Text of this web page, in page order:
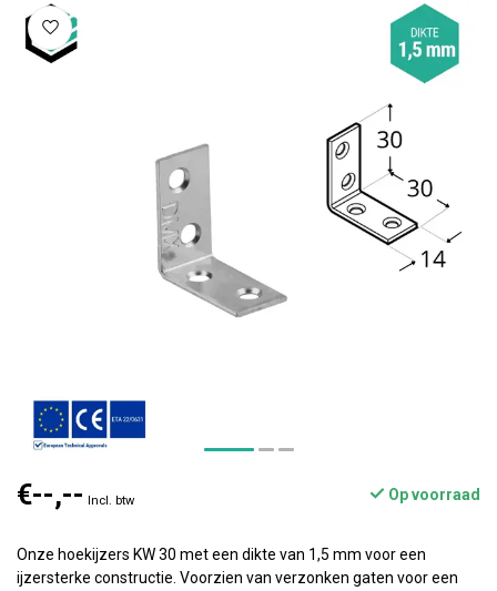
€--,-- Incl. btw Op voorraad
Onze hoekijzers KW 30 met een dikte van 1,5 mm voor een
ijzersterke constructie. Voorzien van verzonken gaten voor een